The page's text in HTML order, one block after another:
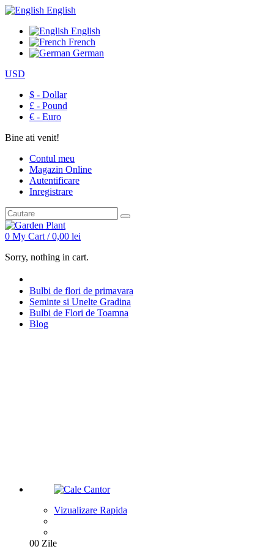
English
English
French
German
USD
$ - Dollar
£ - Pound
€ - Euro
Bine ati venit!
Contul meu
Magazin Online
Autentificare
Inregistrare
0 My Cart /0,00 lei
Sorry, nothing in cart.
Bulbi de flori de primavara
Seminte si Unelte Gradina
Bulbi de Flori de Toamna
Blog
Plante de Gradina
Gama variata la cele mai bune preturi
Cumpara acum
Vizualizare Rapida
00 Zile